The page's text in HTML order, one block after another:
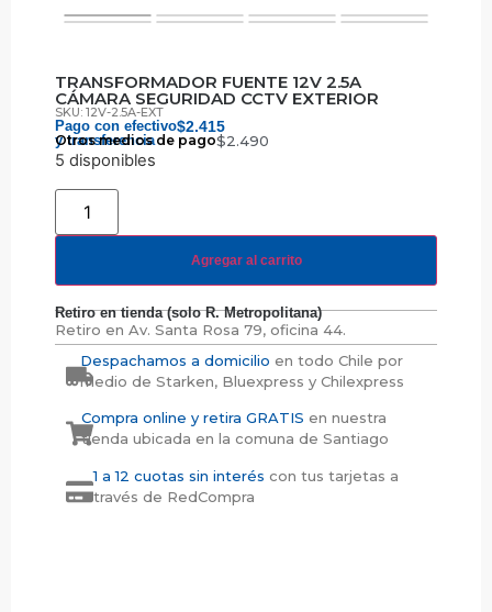
TRANSFORMADOR FUENTE 12V 2.5A
CÁMARA SEGURIDAD CCTV EXTERIOR
SKU: 12V-2.5A-EXT
Pago con efectivo
y transferencia
$2.415
Otros medios de pago$2.490
5 disponibles
Agregar al carrito
Retiro en tienda (solo R. Metropolitana)
Retiro en Av. Santa Rosa 79, oficina 44.
Despachamos a domicilio en todo Chile por
medio de Starken, Bluexpress y Chilexpress
Compra online y retira GRATIS en nuestra
tienda ubicada en la comuna de Santiago
1 a 12 cuotas sin interés con tus tarjetas a
través de RedCompra